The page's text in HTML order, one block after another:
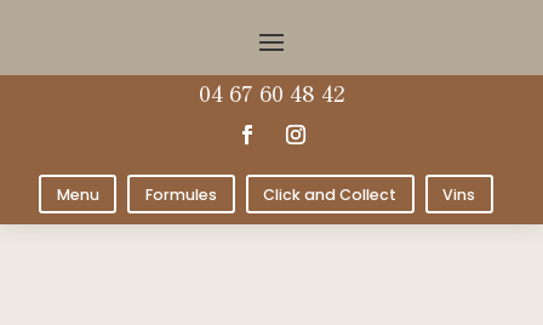
04 67 60 48 42
Menu Formules Click and Collect Vins